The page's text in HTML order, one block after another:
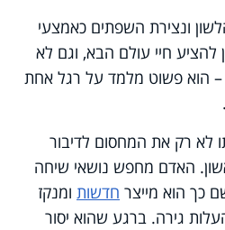
ונצירת השפתים כאמצעי
להציע חיי עולם הבא, וגם לא
הוא פשוט מלמד על רגל אחת
לא רק את המחסום לדיבור
האדם מחפש נושאי שיחה
כך הוא מייצר חדשות ומנקז
גירה. ברגע שהוא יסור